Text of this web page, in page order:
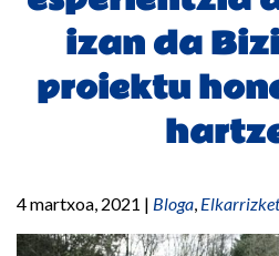
izan da
proiektu
4 martxoa, 2021 | Bloga,